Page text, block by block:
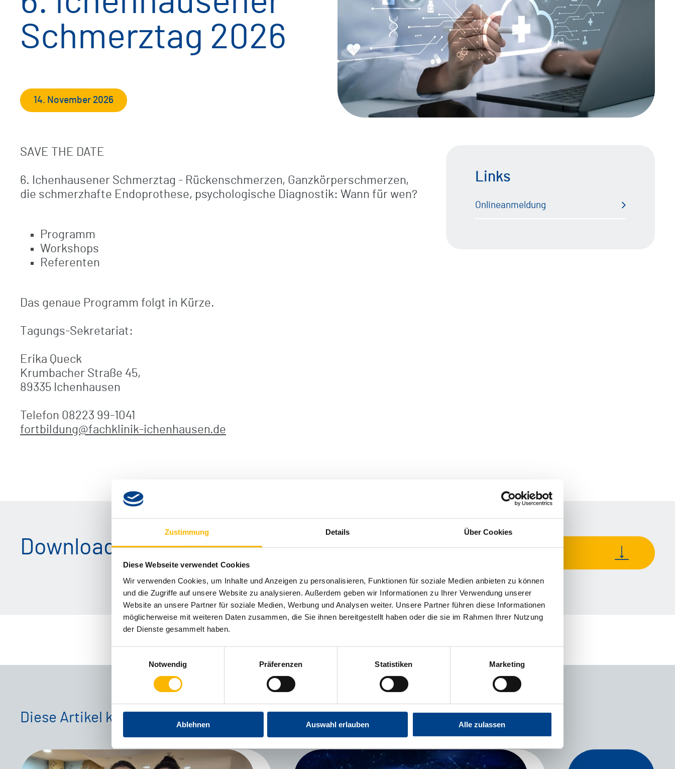
Zustimmung Details Über Cookies
Diese Webseite verwendet Cookies
Wir verwenden Cookies, um Inhalte und Anzeigen zu personalisieren, Funktionen für soziale Medien anbieten zu können
und die Zugriffe auf unsere Website zu analysieren. Außerdem geben wir Informationen zu Ihrer Verwendung unserer
Website an unsere Partner für soziale Medien, Werbung und Analysen weiter. Unsere Partner führen diese Informationen
möglicherweise mit weiteren Daten zusammen, die Sie ihnen bereitgestellt haben oder die sie im Rahmen Ihrer Nutzung
der Dienste gesammelt haben.
Notwendig
Präferenzen Statistiken Marketing
Ablehnen Auswahl erlauben Alle zulassen
Checkliste / Anreise
BG-Patienten
Komfortleistungen
Verpflegung
Freizeit / Kultur / Seelsorge
Unfallchirurgisch-orthopädische
Frührehabilitation
Ambulante Rehabilitation
Behandlungszentrum für
Beinamputierte
Schluckambulanz
Versorgung BG-Patienten
Schmerztag 2026
14. November 2026
SAVE THE DATE
6. Ichenhausener Schmerztag - Rückenschmerzen, Ganzkörperschmerzen,
die schmerzhafte Endoprothese, psychologische Diagnostik: Wann für wen?
Programm
Workshops
Referenten
Das genaue Programm folgt in Kürze.
Tagungs-Sekretariat:
Erika Queck
Krumbacher Straße 45,
89335 Ichenhausen
Telefon 08223 99-1041
fortbildung@fachklinik-ichenhausen.de
Links
Onlineanmeldung
Download
Diese Artikel könnten Sie auch interessieren: